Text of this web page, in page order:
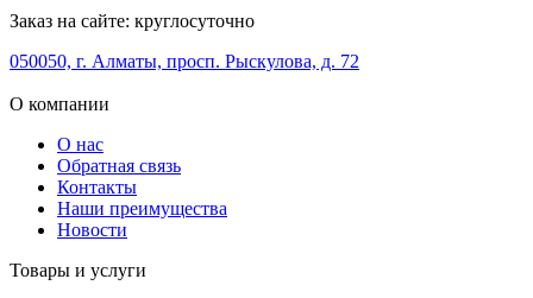
Заказ на сайте: круглосуточно
050050, г. Алматы, просп. Рыскулова, д. 72
О компании
О нас
Обратная связь
Контакты
Наши преимущества
Новости
Товары и услуги